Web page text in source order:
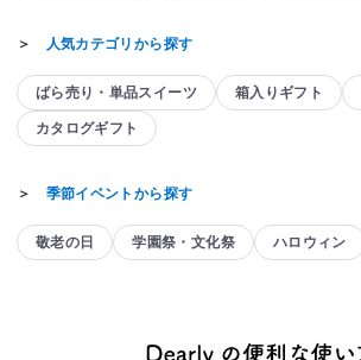
＞ 人気カテゴリから探す
ばら売り・単品スイーツ 箱入りギフト
カタログギフト
＞ 季節イベントから探す
敬老の日 学園祭・文化祭 ハロウィン